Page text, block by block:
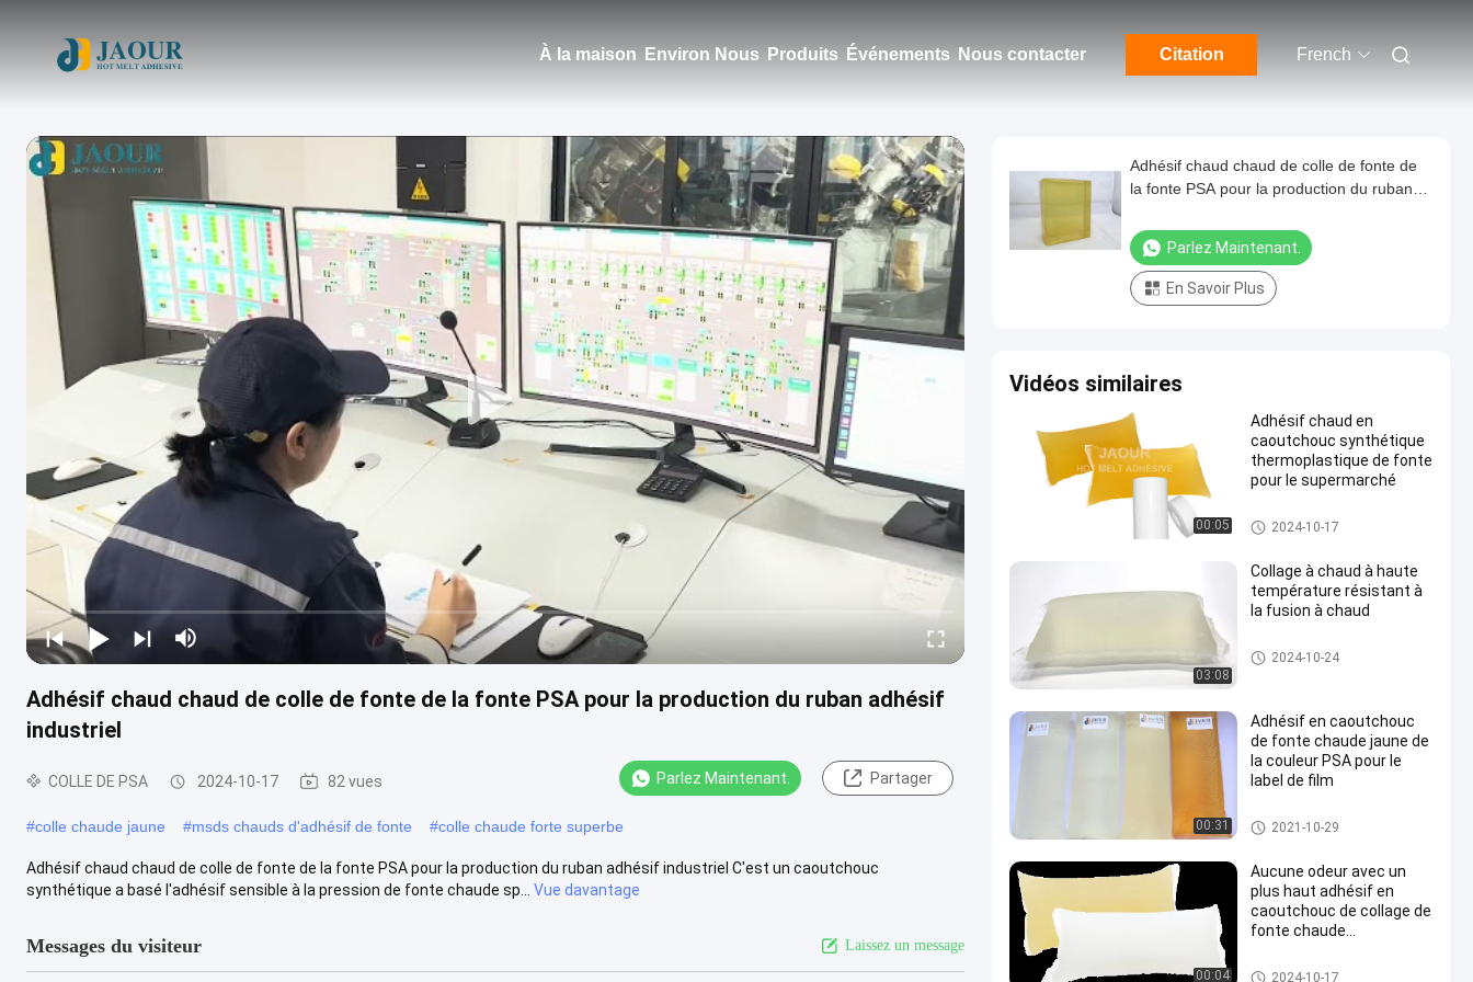
À la maison Environ Nous Produits Événements Nous contacter Citation French
Adhésif chaud chaud de colle de fonte de la fonte PSA pour la production du ruban adhésif
industriel
COLLE DE PSA 2024-10-17 82 vues Parlez Maintenant. Partager
#colle chaude jaune #msds chauds d'adhésif de fonte #colle chaude forte superbe
Adhésif chaud chaud de colle de fonte de la fonte PSA pour la production du ruban adhésif industriel C'est un caoutchouc
synthétique a basé l'adhésif sensible à la pression de fonte chaude sp...
Vue davantage
Messages du visiteur Laissez un message
Adhésif chaud chaud de colle de fonte de
la fonte PSA pour la production du ruban
Parlez Maintenant.
En Savoir Plus
Vidéos similaires
00:05
Adhésif chaud en
caoutchouc synthétique
thermoplastique de fonte
pour le supermarché
adhésif sensible à la pression
de fonte chaude
2024-10-17
03:08
Collage à chaud à haute
température résistant à
la fusion à chaud
COLLE DE PSA
2024-10-24
00:31
Adhésif en caoutchouc
de fonte chaude jaune de
la couleur PSA pour le
label de film
COLLE DE PSA
2021-10-29
00:04
Aucune odeur avec un
plus haut adhésif en
caoutchouc de collage de
fonte chaude
pour des couches-
COLLE DE PSA
2024-10-17